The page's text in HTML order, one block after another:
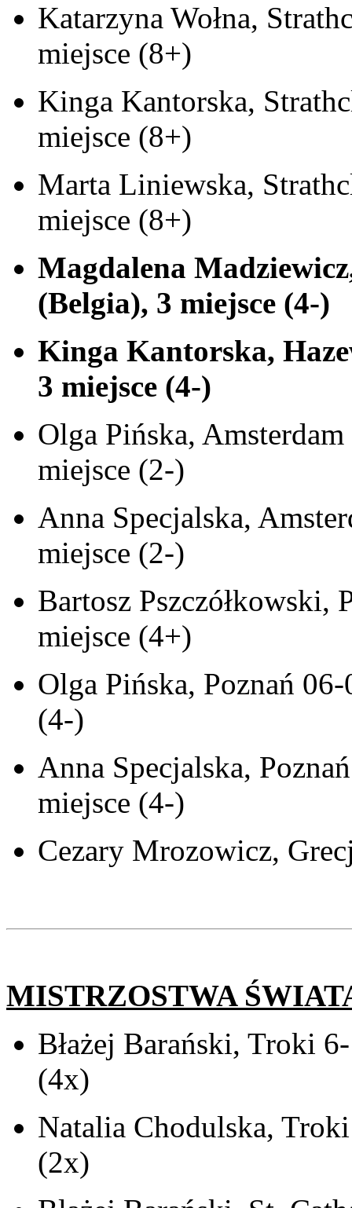
Katarzyna Wołna,
miejsce (8+)
Kinga Kantorska,
miejsce (8+)
Marta Liniewska,
miejsce (8+)
Magdalena
(Belgia), 3 miejsce (4-)
Kinga Kantorska,
3 miejsce (4-)
Olga Pińska,
miejsce (2-)
Anna Specjalska,
miejsce (2-)
Bartosz Pszczółkowski,
miejsce (4+)
Olga Pińska, Poznań
(4-)
Anna Specjalska,
miejsce (4-)
Cezary Mrozowicz,
MISTRZOSTWA
Błażej Barański, Troki
(4x)
Natalia Chodulska,
(2x)